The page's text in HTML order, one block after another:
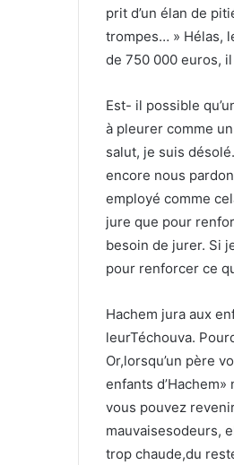
prit d’un élan de
trompes… » Hélas,
de 750 000 euros,
Est- il possible
à pleurer comme
salut, je suis
encore nous
employé comme
jure que pour
besoin de jurer. Si
pour renforcer ce
Hachem jura aux
leurTéchouva.
Or,lorsqu’un père
enfants
vous pouvez
mauvaisesodeurs,
trop chaude,du